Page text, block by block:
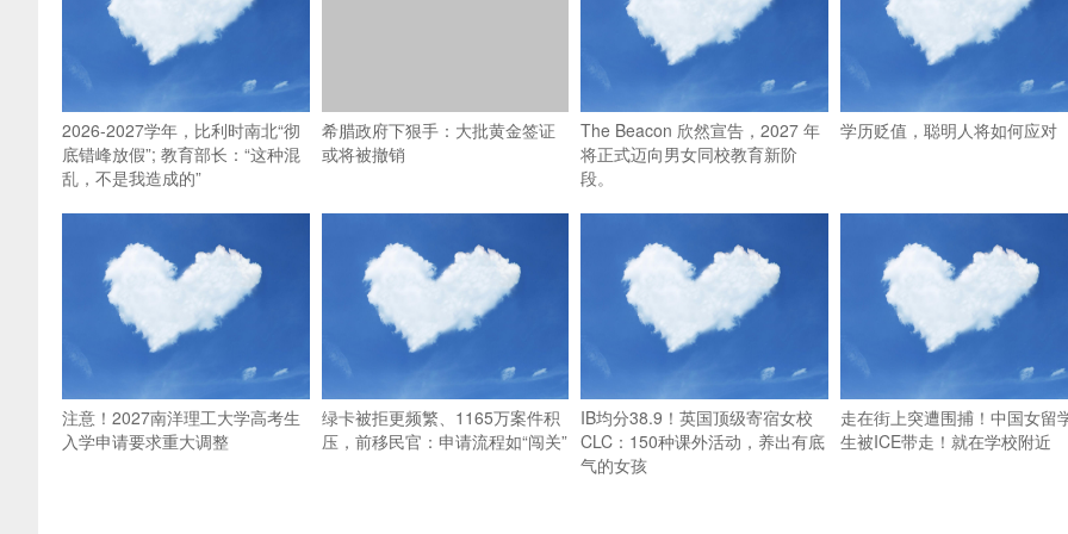
2026-2027学年，比利时南北“彻
底错峰放假”; 教育部长：“这种混
乱，不是我造成的”
希腊政府下狠手：大批黄金签证
或将被撤销
The Beacon 欣然宣告，2027 年
将正式迈向男女同校教育新阶
段。
学历贬值，聪明人将如何应对
注意！2027南洋理工大学高考生
入学申请要求重大调整
绿卡被拒更频繁、1165万案件积
压，前移民官：申请流程如“闯关”
IB均分38.9！英国顶级寄宿女校
CLC：150种课外活动，养出有底
气的女孩
走在街上突遭围捕！中国女留
生被ICE带走！就在学校附近